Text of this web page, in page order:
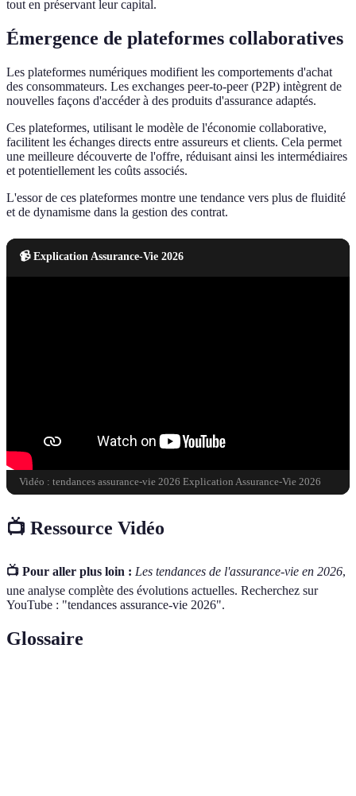
tout en préservant leur capital.
Émergence de plateformes collaboratives
Les plateformes numériques modifient les comportements d'achat
des consommateurs. Les exchanges peer-to-peer (P2P) intègrent de
nouvelles façons d'accéder à des produits d'assurance adaptés.
Ces plateformes, utilisant le modèle de l'économie collaborative,
facilitent les échanges directs entre assureurs et clients. Cela permet
une meilleure découverte de l'offre, réduisant ainsi les intermédiaires
et potentiellement les coûts associés.
L'essor de ces plateformes montre une tendance vers plus de fluidité
et de dynamisme dans la gestion des contrat.
📹 Explication Assurance-Vie 2026
Vidéo : tendances assurance-vie 2026 Explication Assurance-Vie 2026
📺 Ressource Vidéo
📺 Pour aller plus loin : Les tendances de l'assurance-vie en 2026,
une analyse complète des évolutions actuelles. Recherchez sur
YouTube : "tendances assurance-vie 2026".
Glossaire